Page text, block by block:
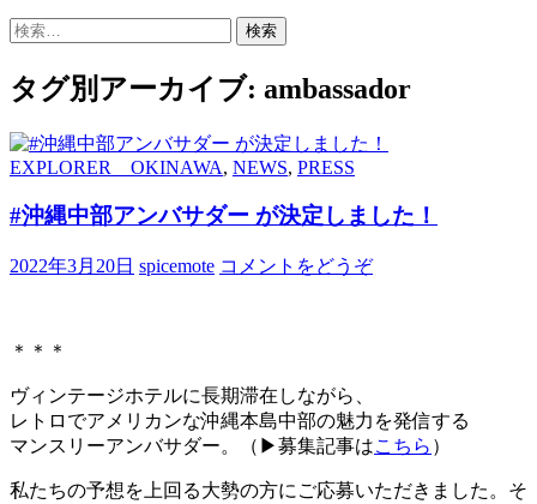
検
タグ別アーカイブ: ambassador
EXPLORER OKINAWA, NEWS, PRESS
#沖縄中部アンバサダー が決定しました！
2022年3月20日 spicemote コメントをどうぞ
＊＊＊
ヴィンテージホテルに長期滞在しながら、
レトロでアメリカンな沖縄本島中部の魅力を発信する
マンスリーアンバサダー。（▶︎募集記事はこちら ）
私たちの予想を上回る大勢の方にご応募いただきました。そ